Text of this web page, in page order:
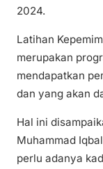
2024.
Latihan
merupakan
mendapatkan
dan yang akan
Hal ini
Muhammad
perlu adanya